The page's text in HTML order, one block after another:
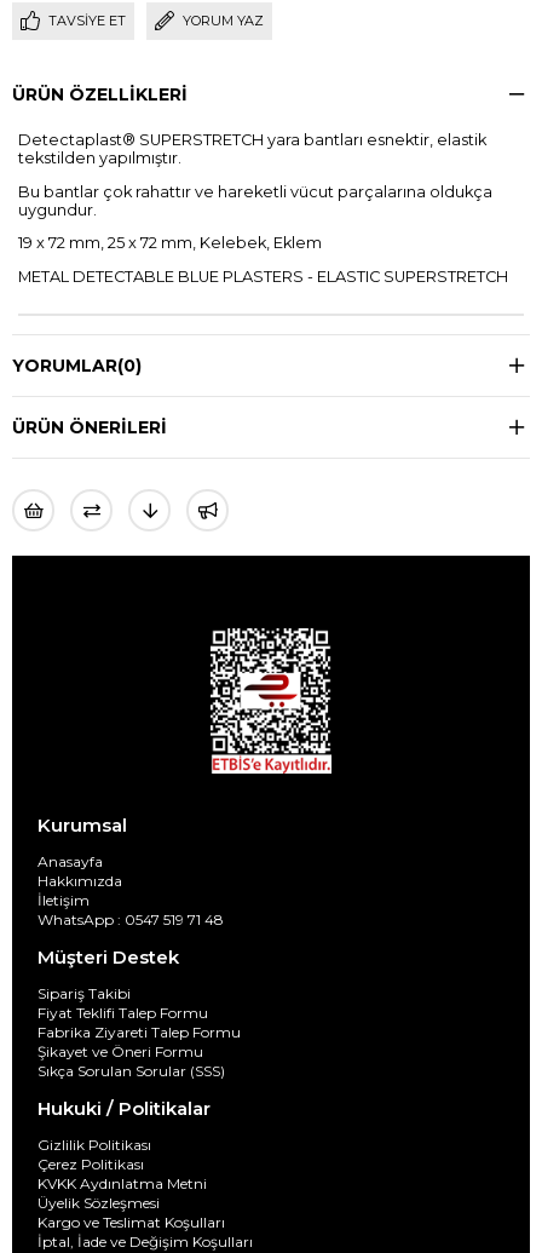
TAVSIYE ET YORUM YAZ
ÜRÜN ÖZELLIKLERI
Detectaplast® SUPERSTRETCH yara bantları esnektir, elastik
tekstilden yapılmıştır.
Bu bantlar çok rahattır ve hareketli vücut parçalarına oldukça
uygundur.
19 x 72 mm, 25 x 72 mm, Kelebek, Eklem
METAL DETECTABLE BLUE PLASTERS - ELASTIC SUPERSTRETCH
YORUMLAR(0)
ÜRÜN ÖNERILERI
Kurumsal
Anasayfa
Hakkımızda
İletişim
WhatsApp : 0547 519 71 48
Müşteri Destek
Sipariş Takibi
Fiyat Teklifi Talep Formu
Fabrika Ziyareti Talep Formu
Şikayet ve Öneri Formu
Sıkça Sorulan Sorular (SSS)
Hukuki / Politikalar
Gizlilik Politikası
Çerez Politikası
KVKK Aydınlatma Metni
Üyelik Sözleşmesi
Kargo ve Teslimat Koşulları
İptal, İade ve Değişim Koşulları